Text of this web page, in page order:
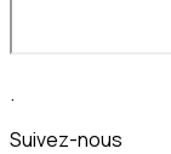
.
Suivez-nous